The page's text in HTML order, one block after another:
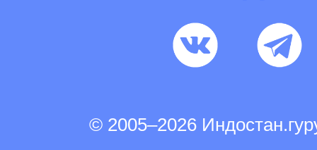
© 2005–2026